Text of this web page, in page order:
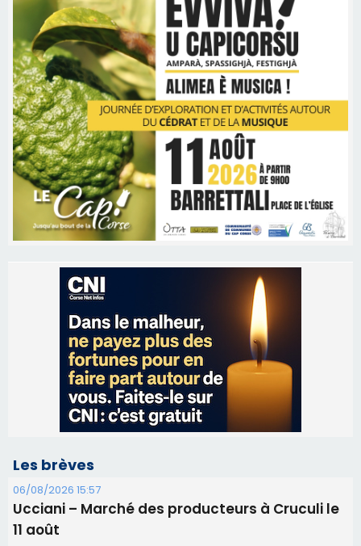
Les brèves
06/08/2026 15:57
Ucciani – Marché des producteurs à Cruculi le
06/08/2026 15:25
Corte – L’association A Nuciola organise une
06/08/2026 15:04
Alata - Soirée Tango Argentin au stade de San
Benedetto